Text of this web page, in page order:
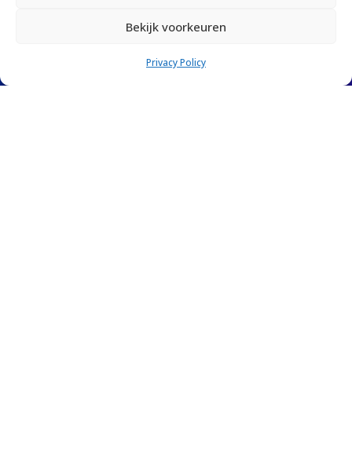
Bekijk voorkeuren
Privacy Policy